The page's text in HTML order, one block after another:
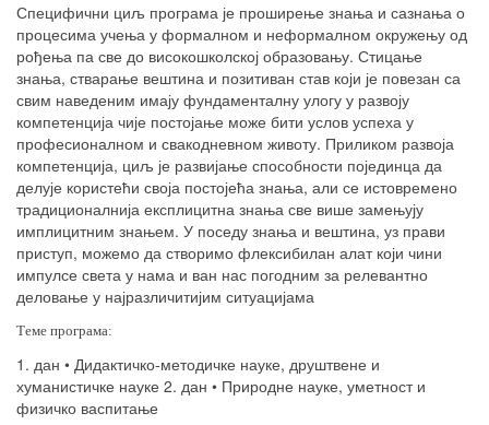
Специфични циљ програма је проширење знања и сазнања о
процесима учења у формалном и неформалном окружењу од
рођења па све до високошколској образовању. Стицање
знања, стварање вештина и позитиван став који је повезан са
свим наведеним имају фундаменталну улогу у развоју
компетенција чије постојање може бити услов успеха у
професионалном и свакодневном животу. Приликом развоја
компетенција, циљ је развијање способности појединца да
делује користећи своја постојећа знања, али се истовремено
традиционалнија експлицитна знања све више замењују
имплицитним знањем. У поседу знања и вештина, уз прави
приступ, можемо да створимо флексибилан алат који чини
импулсе света у нама и ван нас погодним за релевантно
деловање у најразличитијим ситуацијама
Теме програма:
1. дан • Дидактичко-методичке науке, друштвене и
хуманистичке науке 2. дан • Природне науке, уметност и
физичко васпитање